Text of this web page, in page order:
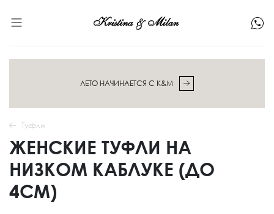
ЛЕТО НАЧИНАЕТСЯ С K&M
Туфли
ЖЕНСКИЕ ТУФЛИ НА
НИЗКОМ КАБЛУКЕ (ДО
4СМ)